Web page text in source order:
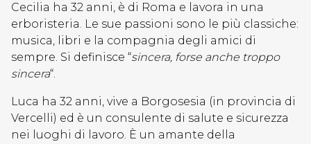
Cecilia ha 32 anni, è di Roma e lavora in una
erboristeria. Le sue passioni sono le più classiche:
musica, libri e la compagnia degli amici di
sempre. Si definisce “sincera, forse anche troppo
sincera“.
Luca ha 32 anni, vive a Borgosesia (in provincia di
Vercelli) ed è un consulente di salute e sicurezza
nei luoghi di lavoro. È un amante della